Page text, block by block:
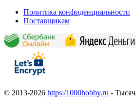
Политика конфиденциальности
Поставщикам
© 2013-2026 https:/1000hobby.ru -